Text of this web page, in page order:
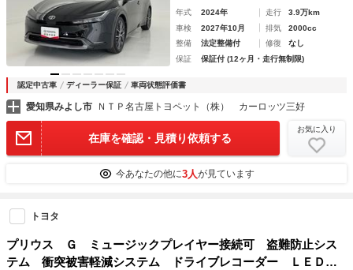
年式 2024年 走行
3.9万km
車検
2027年10月 排気
2000cc
整備
法定整備付 修復
なし
保証
保証付 (12ヶ月・走行無制限)
認定中古車 ディーラー保証 車両状態評価書
愛知県みよし市 ＮＴＰ名古屋トヨペット（株） カーロッツ三好
在庫を確認・見積り依頼する
お気に入り
今あなたの他に3人が見ています
トヨタ
プリウス Ｇ ミュージックプレイヤー接続可 盗難防止シス
テム 衝突被害軽減システム ドライブレコーダー ＬＥＤヘ